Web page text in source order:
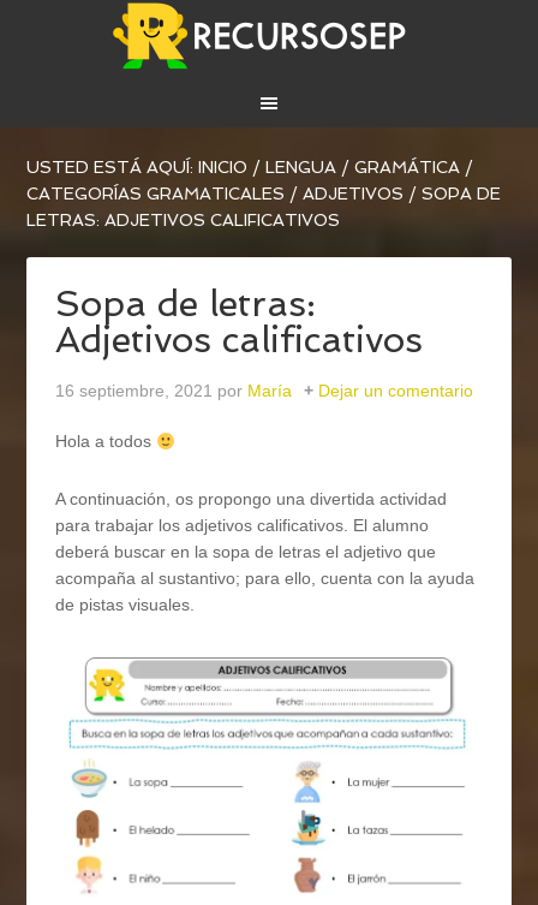
USTED ESTÁ AQUÍ:INICIO / LENGUA / GRAMÁTICA /
CATEGORÍAS GRAMATICALES / ADJETIVOS / SOPA DE
LETRAS: ADJETIVOS CALIFICATIVOS
Sopa de letras:
Adjetivos calificativos
16 septiembre, 2021 por María Dejar un comentario
Hola a todos
A continuación, os propongo una divertida actividad
para trabajar los adjetivos calificativos. El alumno
deberá buscar en la sopa de letras el adjetivo que
acompaña al sustantivo; para ello, cuenta con la ayuda
de pistas visuales.